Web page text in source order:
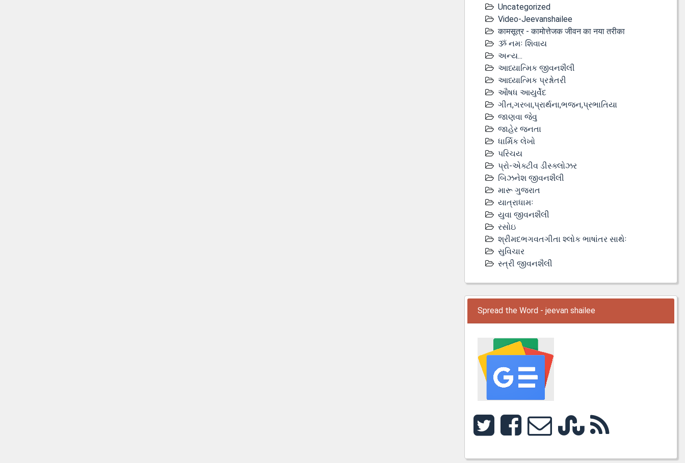
Uncategorized
Video-Jeevanshailee
कामसूत्र - कामोत्तेजक जीवन का नया तरीका
ૐ નમઃ શિવાય
અન્ય...
આધ્યાત્મિક જીવનશૈલી
આધ્યાત્મિક પ્રશ્નોતરી
ઔષધ આયુર્વેદ
ગીત,ગરબા,પ્રાર્થના,ભજન,પ્રભાતિયા
જાણવા જેવુ
જાહેર જનતા
ધાર્મિક લેખો
પરિચય
પ્રો-એક્ટીવ ડીસ્‍ક્લોઝર
બિઝનેશ જીવનશૈલી
મારૂ ગુજરાત
યાત્રાધામઃ
યુવા જીવનશૈલી
રસોઇ
શ્રીમદભગવતગીતા શ્લોક ભાષાંતર સાથેઃ
સુવિચાર
સ્ત્રી જીવનશૈલી
Spread the Word - jeevan shailee